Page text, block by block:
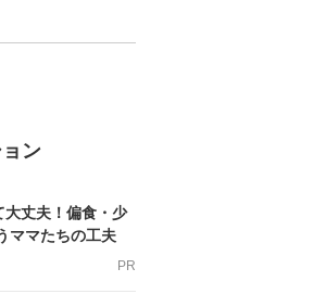
ン
丈夫！偏食・少
ママたちの工夫
PR